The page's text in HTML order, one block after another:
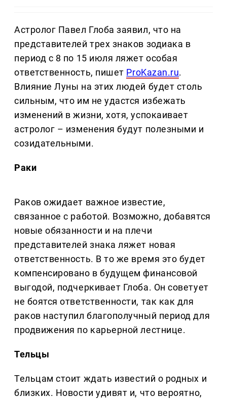
Астролог Павел Глоба заявил, что на
представителей трех знаков зодиака в
период с 8 по 15 июля ляжет особая
ответственность, пишет ProKazan.ru.
Влияние Луны на этих людей будет столь
сильным, что им не удастся избежать
изменений в жизни, хотя, успокаивает
астролог – изменения будут полезными и
созидательными.
Раки
Раков ожидает важное известие,
связанное с работой. Возможно, добавятся
новые обязанности и на плечи
представителей знака ляжет новая
ответственность. В то же время это будет
компенсировано в будущем финансовой
выгодой, подчеркивает Глоба. Он советует
не боятся ответственности, так как для
раков наступил благополучный период для
продвижения по карьерной лестнице.
Тельцы
Тельцам стоит ждать известий о родных и
близких. Новости удивят и, что вероятно,